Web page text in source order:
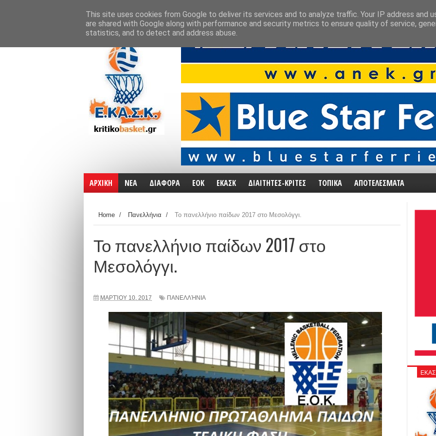
ΑΡΧΙΚΗ ΝΕΑ ΔΙΑΦΟΡΑ ΕΟΚ ΕΚΑΣΚ ΔΙΑΙΤΗΤΕΣ-ΚΡΙΤΕΣ ΤΟΠΙΚΑ ΑΠΟΤΕΛΕΣΜΑΤΑ
Home / Πανελλήνια / Το πανελλήνιο παίδων 2017 στο Μεσολόγγι.
Το πανελλήνιο παίδων 2017 στο
Μεσολόγγι.
ΜΑΡΤΊΟΥ 10, 2017 ΠΑΝΕΛΛΉΝΙΑ
This site uses cookies from Google to deliver its services and to analyze traffic. Your IP address and
are shared with Google along with performance and security metrics to ensure quality of service,
statistics, and to detect and address abuse.